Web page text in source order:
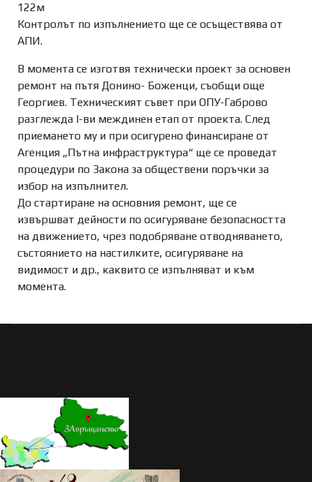
122м
Контролът по изпълнението ще се осъществява от
АПИ.
В момента се изготвя технически проект за основен
ремонт на пътя Донино- Боженци, съобщи още
Георгиев. Техническият съвет при ОПУ-Габрово
разглежда I-ви междинен етап от проекта. След
приемането му и при осигурено финансиране от
Агенция „Пътна инфраструктура“ ще се проведат
процедури по Закона за обществени поръчки за
избор на изпълнител.
До стартиране на основния ремонт, ще се
извършват дейности по осигуряване безопасността
на движението, чрез подобряване отводняването,
състоянието на настилките, осигуряване на
видимост и др., каквито се изпълняват и към
момента.